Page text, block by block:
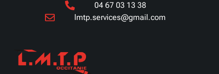
04 67 03 13 38
lmtp.services@gmail.com